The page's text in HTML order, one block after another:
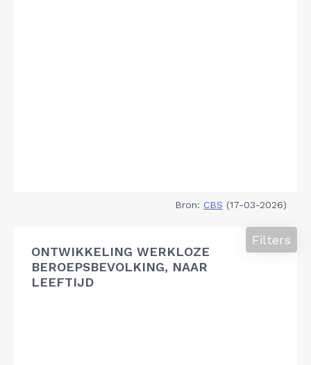
Bron: CBS (17-03-2026)
ONTWIKKELING WERKLOZE
BEROEPSBEVOLKING, NAAR
LEEFTIJD
Filters